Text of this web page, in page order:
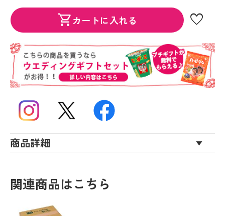
shopping_cartカートに入れる favorite
商品詳細
関連商品はこちら